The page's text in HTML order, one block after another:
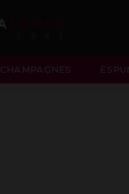
CHAMPAGNES